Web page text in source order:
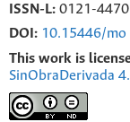
ISSN-L: 0121-4470
DOI: 10.15446/mo
This work is
SinObraDerivada